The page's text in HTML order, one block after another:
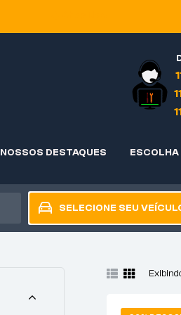
NOSSOS DESTAQUES
SELECIONE SEU